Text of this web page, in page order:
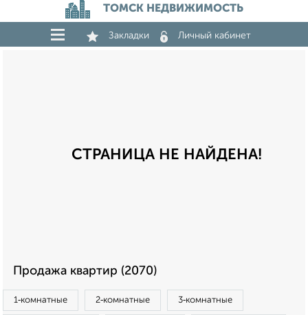
ТОМСК НЕДВИЖИМОСТЬ
Закладки Личный кабинет
СТРАНИЦА НЕ НАЙДЕНА!
Продажа квартир (2070)
1‑комнатные 2‑комнатные 3‑комнатные